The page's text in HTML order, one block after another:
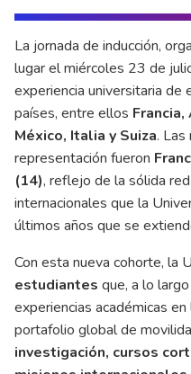
La jornada de inducción,
lugar el miércoles 23 de
experiencia universitaria
países, entre ellos
México, Italia y Suiza. Las
representación fueron
(14), reflejo de la sólida
internacionales que la
últimos años que se
Con esta nueva cohorte, la
estudiantes que, a lo
experiencias académicas
portafolio global de
investigación, cursos